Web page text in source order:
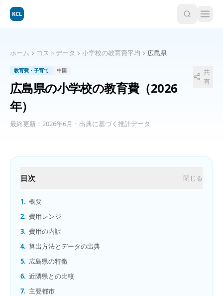
KCL
ホーム コストデータ 小学校の教育費平均 広島県
教育費・子育て 中国
広島県の小学校の教育費（2026
年）
最終更新： 2026年6月 ・出典に基づく推計データ
共
有
目次 閉じる
1. 概要
2. 費用レンジ
3. 費用の内訳
4. 算出方法とデータの出典
5. 広島県の特徴
6. 近隣県との比較
7. 主要都市